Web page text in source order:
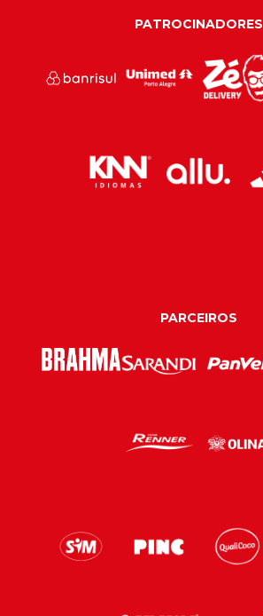
PATROCINADORES
PARCEIROS